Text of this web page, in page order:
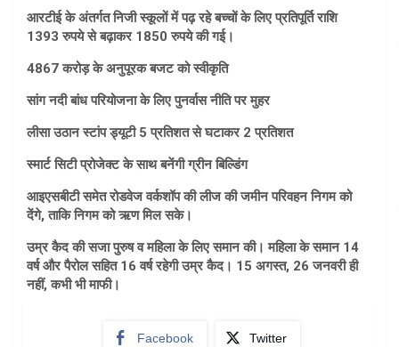
आरटीई के अंतर्गत निजी स्कूलों में पढ़ रहे बच्चों के लिए प्रतिपूर्ति राशि
1393 रुपये से बढ़ाकर 1850 रुपये की गई।
4867 करोड़ के अनुपूरक बजट को स्वीकृति
सांग नदी बांध परियोजना के लिए पुनर्वास नीति पर मुहर
लीसा उठान स्टांप ड्यूटी 5 प्रतिशत से घटाकर 2 प्रतिशत
स्मार्ट सिटी प्रोजेक्ट के साथ बनेंगी ग्रीन बिल्डिंग
आइएसबीटी समेत रोडवेज वर्कशॉप की लीज की जमीन परिवहन निगम को
देंगे, ताकि निगम को ऋण मिल सके।
उम्र कैद की सजा पुरुष व महिला के लिए समान की। महिला के समान 14
वर्ष और पैरोल सहित 16 वर्ष रहेगी उम्र कैद। 15 अगस्त, 26 जनवरी ही
नहीं, कभी भी माफी।
Facebook Twitter